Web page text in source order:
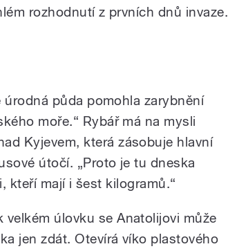
rozhodnutí z prvních dnů invaze.
půda pomohla zarybnění
moře.“ Rybář má na mysli
Kyjevem, která zásobuje hlavní
útočí. „Proto je tu dneska
kteří mají i šest kilogramů.“
velkém úlovku se Anatolijovi může
jen zdát. Otevírá víko plastového